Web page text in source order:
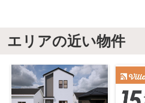
エリアの近い物件